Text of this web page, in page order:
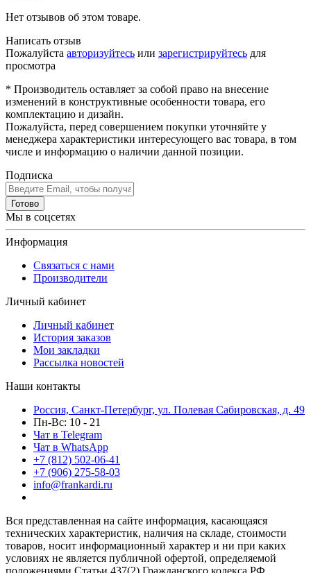
Нет отзывов об этом товаре.
Написать отзыв
Пожалуйста авторизуйтесь или зарегистрируйтесь для
просмотра
* Производитель оставляет за собой право на внесение
изменений в конструктивные особенности товара, его
комплектацию и дизайн.
Пожалуйста, перед совершением покупки уточняйте у
менеджера характеристики интересующего вас товара, в том
числе и информацию о наличии данной позиции.
Подписка
Готово
Мы в соцсетях
Информация
Связаться с нами
Производители
Личный кабинет
Личный кабинет
История заказов
Мои закладки
Рассылка новостей
Наши контакты
Россия, Санкт-Петербург, ул. Полевая Сабировская, д. 49
Пн-Вс: 10 - 21
Чат в Telegram
Чат в WhatsApp
+7 (812) 502-06-41
+7 (906) 275-58-03
info@frankardi.ru
Вся представленная на сайте информация, касающаяся
технических характеристик, наличия на складе, стоимости
товаров, носит информационный характер и ни при каких
условиях не является публичной офертой, определяемой
положениями Статьи 437(2) Гражданского кодекса РФ.